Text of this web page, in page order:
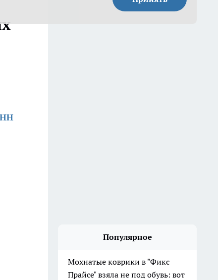
НН
Популярное
Мохнатые коврики в "Фикс
Прайсе" взяла не под обувь: вот